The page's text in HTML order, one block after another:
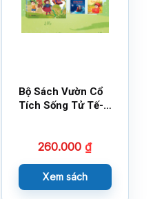
Bộ Sách Vườn Cổ
Tích Sống Tử Tế-
260.000₫
Xem sách